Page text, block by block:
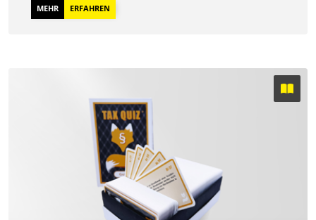
MEHR ERFAHREN